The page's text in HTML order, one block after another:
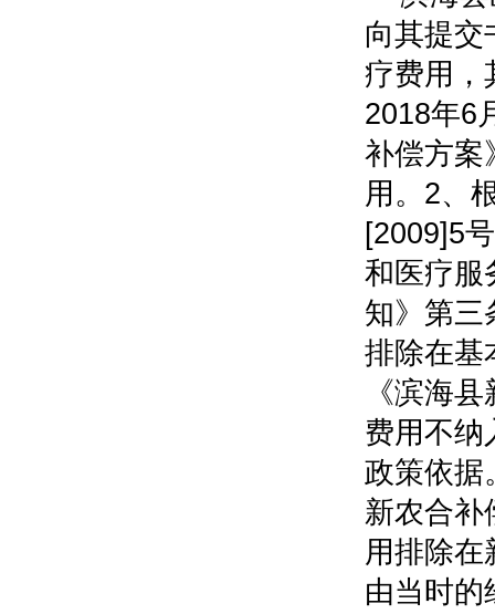
向其提交
疗费用，
2018年6
补偿方案
用。2、
[2009]5
和医疗服
知》第三
排除在基
《滨海
费用不纳
政策依据
新农合补
用排除在
由当时的